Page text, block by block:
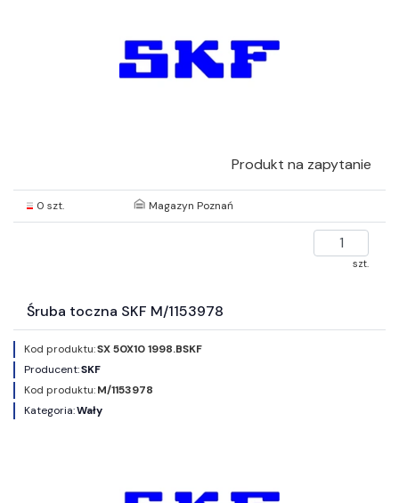
Produkt na zapytanie
0 szt. Magazyn Poznań
szt.
Śruba toczna SKF M/1153978
Kod produktu:SX 50X10 1998.BSKF
Producent:SKF
Kod produktu:M/1153978
Kategoria:Wały